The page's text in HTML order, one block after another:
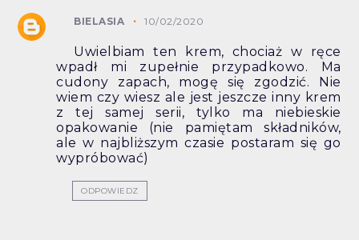
BIELASIA 10/02/2020
Uwielbiam ten krem, chociaż w ręce
wpadł mi zupełnie przypadkowo. Ma
cudony zapach, mogę się zgodzić. Nie
wiem czy wiesz ale jest jeszcze inny krem
z tej samej serii, tylko ma niebieskie
opakowanie (nie pamiętam składników,
ale w najbliższym czasie postaram się go
wypróbować)
ODPOWIEDZ